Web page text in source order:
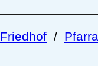
Friedhof /